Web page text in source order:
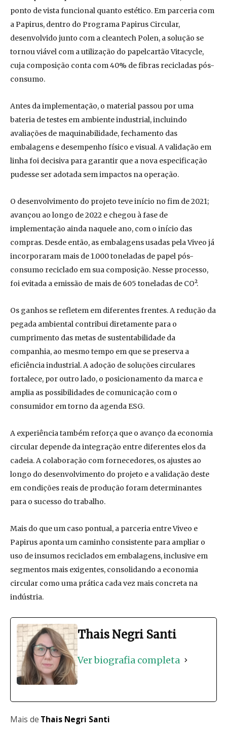
ponto de vista funcional quanto estético. Em parceria com
a Papirus, dentro do Programa Papirus Circular,
desenvolvido junto com a cleantech Polen, a solução se
tornou viável com a utilização do papelcartão Vitacycle,
cuja composição conta com 40% de fibras recicladas pós-
consumo.
Antes da implementação, o material passou por uma
bateria de testes em ambiente industrial, incluindo
avaliações de maquinabilidade, fechamento das
embalagens e desempenho físico e visual. A validação em
linha foi decisiva para garantir que a nova especificação
pudesse ser adotada sem impactos na operação.
O desenvolvimento do projeto teve início no fim de 2021;
avançou ao longo de 2022 e chegou à fase de
implementação ainda naquele ano, com o início das
compras. Desde então, as embalagens usadas pela Viveo já
incorporaram mais de 1.000 toneladas de papel pós-
consumo reciclado em sua composição. Nesse processo,
foi evitada a emissão de mais de 605 toneladas de CO².
Os ganhos se refletem em diferentes frentes. A redução da
pegada ambiental contribui diretamente para o
cumprimento das metas de sustentabilidade da
companhia, ao mesmo tempo em que se preserva a
eficiência industrial. A adoção de soluções circulares
fortalece, por outro lado, o posicionamento da marca e
amplia as possibilidades de comunicação com o
consumidor em torno da agenda ESG.
A experiência também reforça que o avanço da economia
circular depende da integração entre diferentes elos da
cadeia. A colaboração com fornecedores, os ajustes ao
longo do desenvolvimento do projeto e a validação deste
em condições reais de produção foram determinantes
para o sucesso do trabalho.
Mais do que um caso pontual, a parceria entre Viveo e
Papirus aponta um caminho consistente para ampliar o
uso de insumos reciclados em embalagens, inclusive em
segmentos mais exigentes, consolidando a economia
circular como uma prática cada vez mais concreta na
indústria.
Thais Negri Santi
Ver biografia completa
Mais de Thais Negri Santi